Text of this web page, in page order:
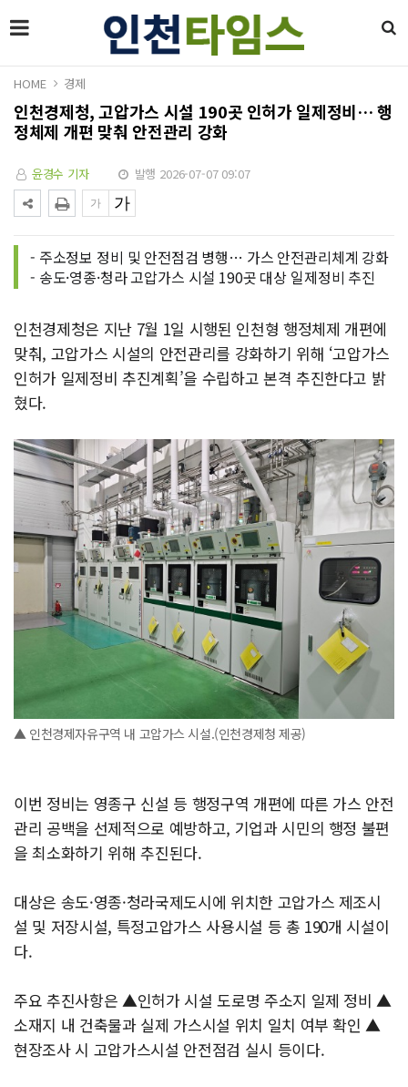
HOME 경제
인천경제청, 고압가스 시설 190곳 인허가 일제정비… 행
정체제 개편 맞춰 안전관리 강화
윤경수 기자 발행 2026-07-07 09:07
- 주소정보 정비 및 안전점검 병행… 가스 안전관리체계 강화
- 송도·영종·청라 고압가스 시설 190곳 대상 일제정비 추진
인천경제청은 지난 7월 1일 시행된 인천형 행정체제 개편에
맞춰, 고압가스 시설의 안전관리를 강화하기 위해 ‘고압가스
인허가 일제정비 추진계획’을 수립하고 본격 추진한다고 밝
혔다.
▲ 인천경제자유구역 내 고압가스 시설.(인천경제청 제공)
이번 정비는 영종구 신설 등 행정구역 개편에 따른 가스 안전
관리 공백을 선제적으로 예방하고, 기업과 시민의 행정 불편
을 최소화하기 위해 추진된다.
대상은 송도·영종·청라국제도시에 위치한 고압가스 제조시
설 및 저장시설, 특정고압가스 사용시설 등 총 190개 시설이
다.
주요 추진사항은 ▲인허가 시설 도로명 주소지 일제 정비 ▲
소재지 내 건축물과 실제 가스시설 위치 일치 여부 확인 ▲
현장조사 시 고압가스시설 안전점검 실시 등이다.